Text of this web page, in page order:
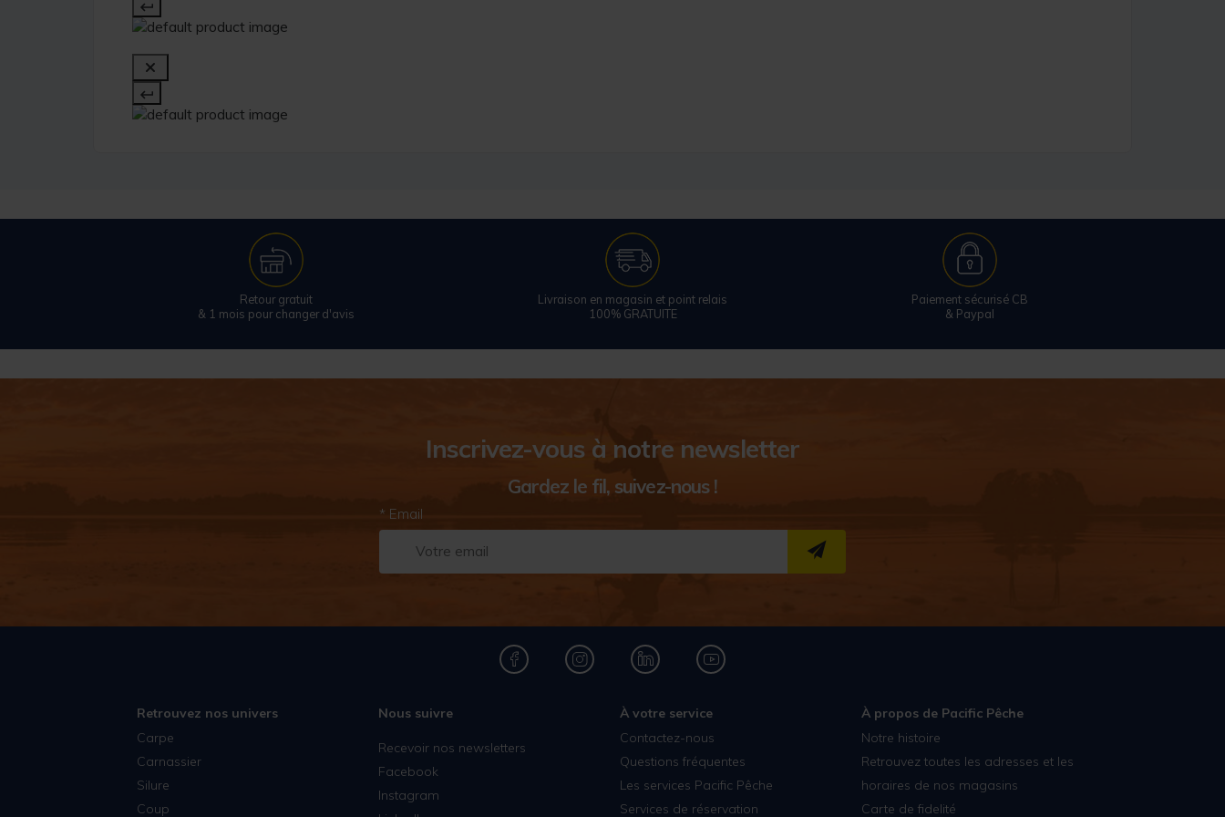
Retour gratuit
& 1 mois pour changer d'avis
Livraison en magasin et point relais
100% GRATUITE
Paiement sécurisé CB
& Paypal
Inscrivez-vous à notre newsletter
Gardez le fil, suivez-nous !
* Email
S''INSCRIRE
Retrouvez nos univers
Carpe
Carnassier
Silure
Coup
Nous suivre
Recevoir nos newsletters
Facebook
Instagram
À votre service
Contactez-nous
Questions fréquentes
Les services Pacific Pêche
Services de réservation
À propos de Pacific Pêche
Notre histoire
Retrouvez toutes les adresses et les
horaires de nos magasins
Carte de fidelité